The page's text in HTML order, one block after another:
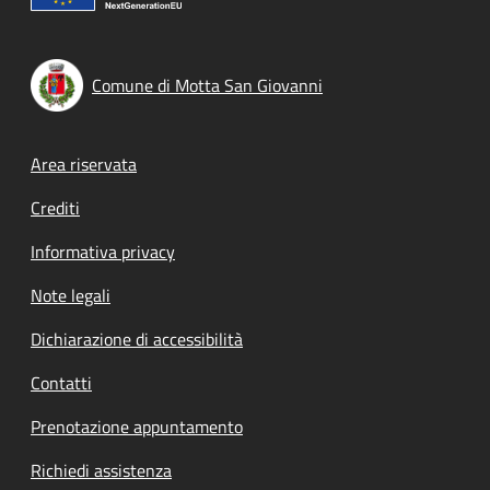
Comune di Motta San Giovanni
Footer menu
Area riservata
Crediti
Informativa privacy
Note legali
Dichiarazione di accessibilità
Contatti
Prenotazione appuntamento
Richiedi assistenza